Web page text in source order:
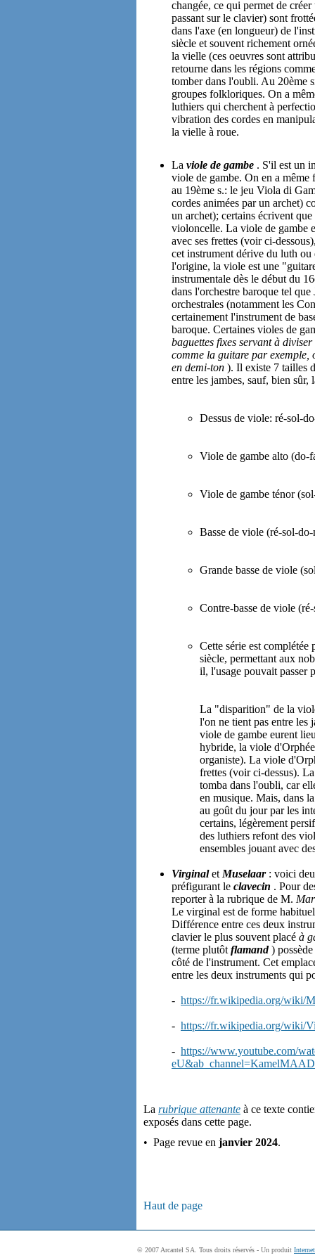
changée, ce qui permet de
passant sur le clavier) sont
dans l'axe (en longueur) de
siècle et souvent richement
la vielle (ces oeuvres sont
retourne dans les régions
tomber dans l'oubli. Au 20ème
groupes folkloriques. On a
luthiers qui cherchent à
vibration des cordes en
la vielle à roue.
La viole de gambe . S'il est un
viole de gambe. On en a
au 19ème s.: le jeu Viola di
cordes animées par un archet)
un archet); certains écrivent
violoncelle. La viole de gambe
avec ses frettes (voir ci-
cet instrument dérive du luth ou
l'origine, la viole est une
instrumentale dès le début du
dans l'orchestre baroque tel
orchestrales (notamment les
certainement l'instrument de
baroque. Certaines violes de
baguettes fixes servant à
comme la guitare par exemple,
en demi-ton ). Il existe 7 tailles
entre les jambes, sauf, bien sûr,
Dessus de viole: ré-sol-
Viole de gambe alto (do-
Viole de gambe ténor
Basse de viole (ré-sol-
Grande basse de viole
Contre-basse de viole
Cette série est complétée
siècle, permettant aux
il, l'usage pouvait
La "disparition" de la
l'on ne tient pas entre les
viole de gambe eurent
hybride, la viole
organiste). La viole
frettes (voir ci-dessus).
tomba dans l'oubli, car
en musique. Mais, dans
au goût du jour par les
certains, légèrement
des luthiers refont des
ensembles jouant avec
Virginal et Muselaar : voici
préfigurant le clavecin . Pour
reporter à la rubrique de M.
Le virginal est de forme
Différence entre ces deux
clavier le plus souvent placé à
(terme plutôt flamand )
côté de l'instrument. Cet
entre les deux instruments qui
- https://fr.wikipedia.org/wiki/
- https://fr.wikipedia.org/wiki/
- https://www.youtube.com/
eU&ab_channel=KamelMAAD
La rubrique attenante à ce texte
exposés dans cette page.
• Page revue en janvier 2024.
Haut de page
© 2007 Arcantel SA. Tous droits réservés - Un produit